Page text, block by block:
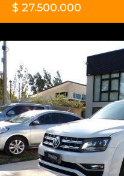
$ 27.500.000